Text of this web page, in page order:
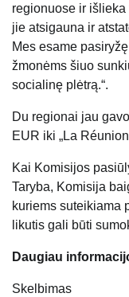
regionuose ir
jie atsigauna ir
Mes esame
žmonėms šiuo
socialinę plėtrą.“.
Du regionai jau
EUR iki „La
Kai Komisijos
Taryba, Komisija
kuriems suteikiama
likutis gali būti
Daugiau
Skelbimas